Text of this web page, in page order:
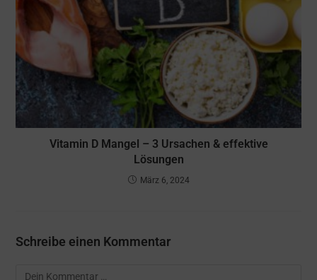
Vitamin D Mangel – 3 Ursachen & effektive
Lösungen
März 6, 2024
Schreibe einen Kommentar
Kommentar